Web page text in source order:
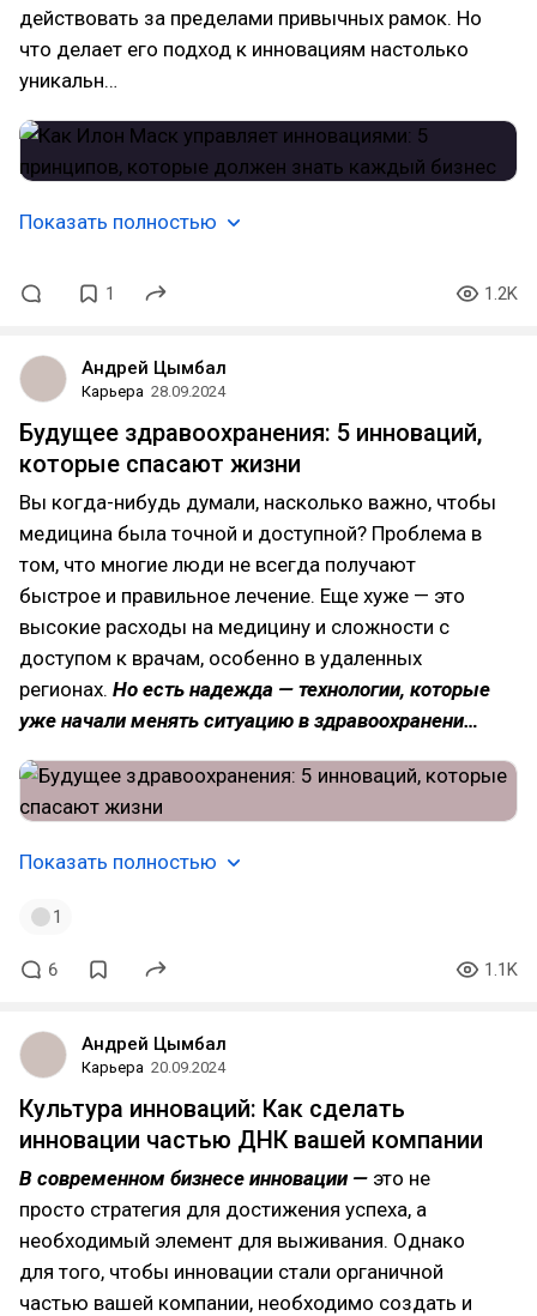
действовать за пределами привычных рамок. Но
что делает его подход к инновациям настолько
уникальн…
Показать полностью
1 1.2K
Андрей Цымбал
Карьера 28.09.2024
Будущее здравоохранения: 5 инноваций,
которые спасают жизни
Вы когда-нибудь думали, насколько важно, чтобы
медицина была точной и доступной? Проблема в
том, что многие люди не всегда получают
быстрое и правильное лечение. Еще хуже — это
высокие расходы на медицину и сложности с
доступом к врачам, особенно в удаленных
регионах. Но есть надежда — технологии, которые
уже начали менять ситуацию в здравоохранени…
Показать полностью
1
6 1.1K
Андрей Цымбал
Карьера 20.09.2024
Культура инноваций: Как сделать
инновации частью ДНК вашей компании
В современном бизнесе инновации — это не
просто стратегия для достижения успеха, а
необходимый элемент для выживания. Однако
для того, чтобы инновации стали органичной
частью вашей компании, необходимо создать и